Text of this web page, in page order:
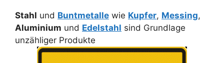
Stahl und Buntmetalle wie Kupfer, Messing,
Aluminium und Edelstahl sind Grundlage
unzähliger Produkte